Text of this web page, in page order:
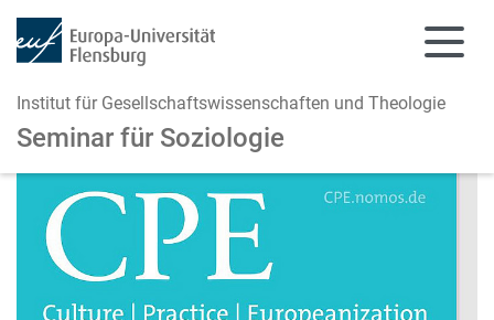
Zum Hauptinhalt springen
Zur Navigation springen
Institut für Gesellschaftswissenschaften und Theologie
Seminar für Soziologie